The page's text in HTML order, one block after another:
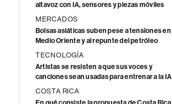
altavoz con IA, sensores y piezas móviles
MERCADOS
Bolsas asiáticas suben pese a tensiones en
Medio Oriente y al repunte del petróleo
TECNOLOGÍA
Artistas se resisten a que sus voces y
canciones sean usadas para entrenar a la IA
COSTA RICA